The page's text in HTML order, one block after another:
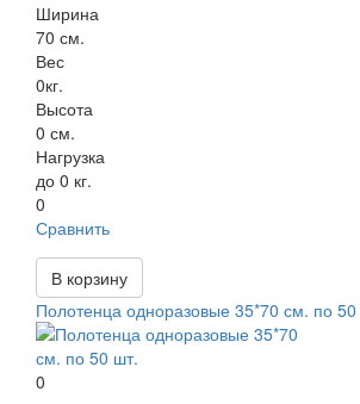
Ширина
70 см.
Вес
0кг.
Высота
0 см.
Нагрузка
до 0 кг.
0
Сравнить
В корзину
Полотенца одноразовые 35*70 см. по
0